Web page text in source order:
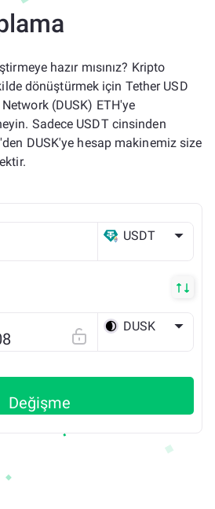
hazır mısınız? Kripto
dönüştürmek için Tether USD
(DUSK) ETH'ye
Sadece USDT cinsinden
DUSK'ye hesap makinemiz size
USDT
DUSK
Değişme